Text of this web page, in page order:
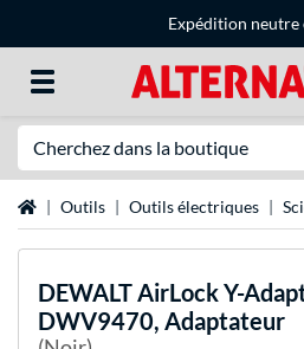
Expédition neutre
Page d'accueil
Outils Outils électriques
DEWALTAirLock Y-
DWV9470, Adaptateur